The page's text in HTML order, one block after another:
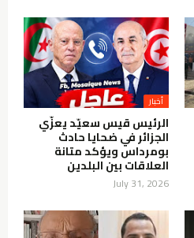
أخبار
الرئيس قيس سعيّد يعزّي
الجزائر في ضحايا حادث
بومرداس ويؤكد متانة
العلاقات بين البلدين
July 31, 2026